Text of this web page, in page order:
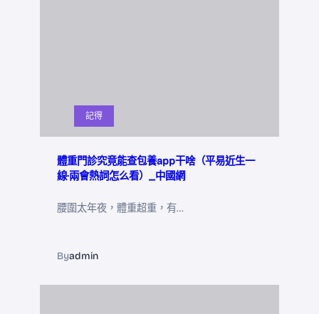
記得
體重門診究竟能查包養app干啥（平易近生一
線·兩會熱詞怎么看）_中國網
腰圍太年夜，體重超重，有…
Byadmin